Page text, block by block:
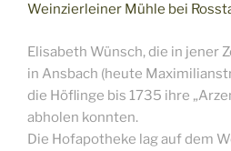
Weinzierleiner Mühle bei
Elisabeth Wünsch, die in jener
in Ansbach (heute
die Höflinge bis 1735 ihre
abholen konnten.
Die Hofapotheke lag auf dem